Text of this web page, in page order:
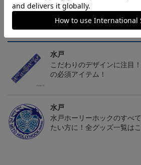
トピックス
水戸
こだわりのデザインに注目
の必須アイテム！
水戸
水戸ホーリーホックのすべ
たい方に！全グッズ一覧はこ